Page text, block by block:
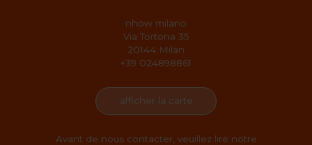
nhow milano
Via Tortona 35
20144 Milan
+39 024898861
afficher la carte
Avant de nous contacter, veuillez lire notre